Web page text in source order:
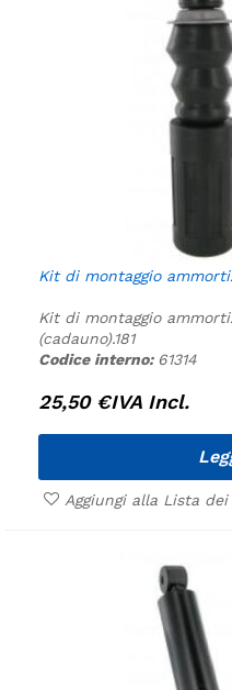
Kit di montaggio
Kit di montaggio
(cadauno).181
Codice interno: 61314
25,50 €IVA Incl.
Aggiungi alla Lista